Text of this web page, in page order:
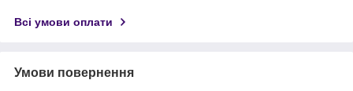
Всі умови оплати
Умови повернення